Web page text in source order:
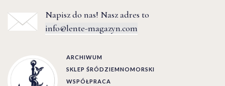
Napisz do nas! Nasz adres to
info@lente-magazyn.com
ARCHIWUM
SKLEP ŚRÓDZIEMNOMORSKI
WSPÓŁPRACA